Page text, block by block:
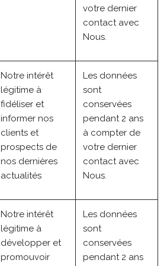
votre dernier
contact avec
Nous.
Notre intérêt
légitime à
fidéliser et
informer nos
clients et
prospects de
nos dernières
actualités
Les données
sont
conservées
pendant 2 ans
à compter de
votre dernier
contact avec
Nous.
Notre intérêt
légitime à
développer et
promouvoir
Les données
sont
conservées
pendant 2 ans